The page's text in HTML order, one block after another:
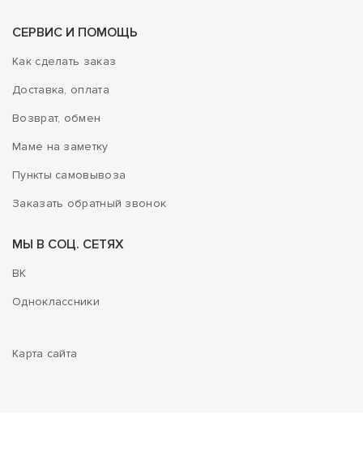
СЕРВИС И ПОМОЩЬ
Как сделать заказ
Доставка, оплата
Возврат, обмен
Маме на заметку
Пункты самовывоза
Заказать обратный звонок
МЫ В СОЦ. СЕТЯХ
ВК
Одноклассники
Карта сайта